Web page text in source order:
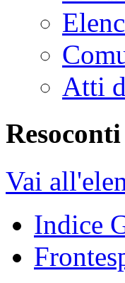
Atti
Vai
Indice